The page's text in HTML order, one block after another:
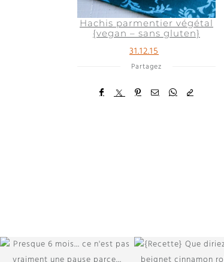
Hachis parmentier végétal
{vegan – sans gluten}
31.12.15
Partagez